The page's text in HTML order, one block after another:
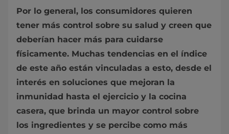
Por lo general, los consumidores quieren
tener más control sobre su salud y creen que
deberían hacer más para cuidarse
físicamente. Muchas tendencias en el índice
de este año están vinculadas a esto, desde el
interés en soluciones que mejoran la
inmunidad hasta el ejercicio y la cocina
casera, que brinda un mayor control sobre
los ingredientes y se percibe como más